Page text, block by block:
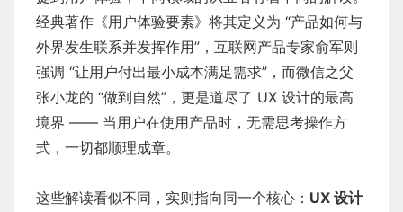
经典著作《用户体验要素》将其定义为 “产品如何与
外界发生联系并发挥作用”，互联网产品专家俞军则
强调 “让用户付出最小成本满足需求”，而微信之父
张小龙的 “做到自然”，更是道尽了 UX 设计的最高
境界 —— 当用户在使用产品时，无需思考操作方
式，一切都顺理成章。
这些解读看似不同，实则指向同一个核心： UX 设计